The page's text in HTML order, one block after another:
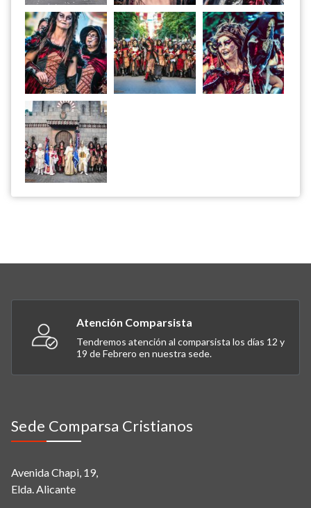
Atención Comparsista
Tendremos atención al comparsista los días 12 y
19 de Febrero en nuestra sede.
Sede Comparsa Cristianos
Avenida Chapi, 19,
Elda. Alicante